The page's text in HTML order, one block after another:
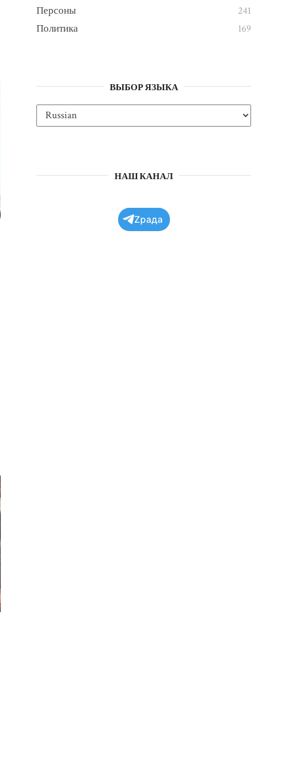
Персоны
241
Политика
169
ВЫБОР ЯЗЫКА
НАШ КАНАЛ
Zрада